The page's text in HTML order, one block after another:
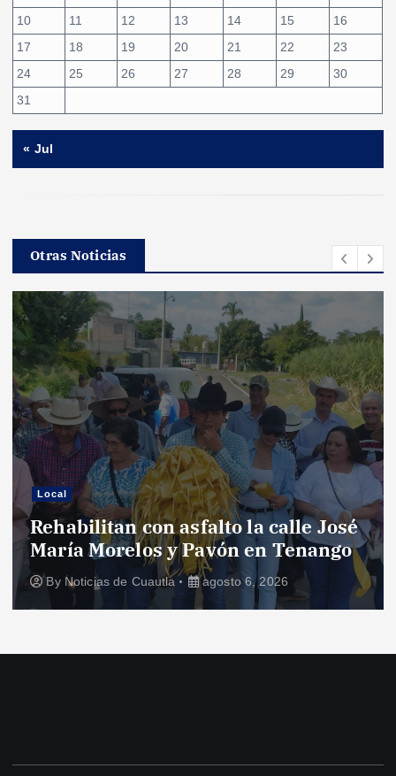
10
11 12 13 14 15
16
17
18 19 20 21 22
23
24
25 26 27 28 29
30
31
« Jul
Otras Noticias
Local
Rehabilitan con asfalto la calle José
María Morelos y Pavón en Tenango
By Noticias de Cuautla agosto 6, 2026